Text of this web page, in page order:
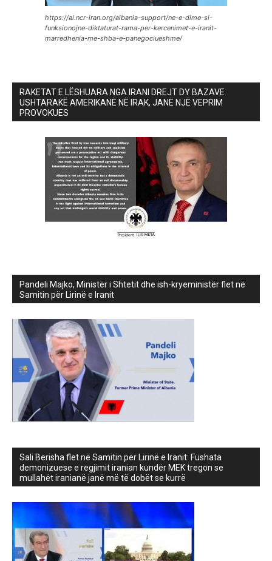
https://al.ncr-iran.org/albania-support/ne-e-dime-si-
funksionojne-diktaturat-rama-per-kercenimet-e-iranit-
marredhenia-me-shba-e-panegociueshme/
RAKETAT E LËSHUARA NGA IRANI DREJT DY BAZAVE
USHTARAKË AMERIKANË NË IRAK, JANË NJË VEPRIM
PROVOKUES
Pandeli Majko, Ministër i Shtetit dhe ish-kryeministër flet në
Samitin për Lirinë e Iranit
Sali Berisha flet në Samitin për Lirinë e Iranit: Fushata
demonizuese e regjimit iranian kundër MEK tregon se
mullahët iranianë janë më të dobët se kurrë